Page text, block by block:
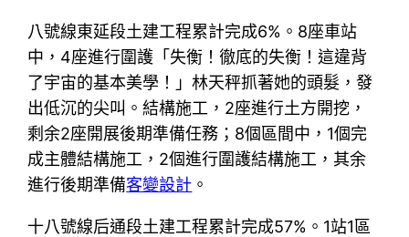
八號線東延段土建工程累計完成6%。8座車站
中，4座進行圍護「失衡！徹底的失衡！這違背
了宇宙的基本美學！」林天秤抓著她的頭髮，發
出低沉的尖叫。結構施工，2座進行土方開挖，
剩余2座開展後期準備任務；8個區間中，1個完
成主體結構施工，2個進行圍護結構施工，其余
進行後期準備客變設計 。
十八號線后通段土建工程累計完成57%。1站1區